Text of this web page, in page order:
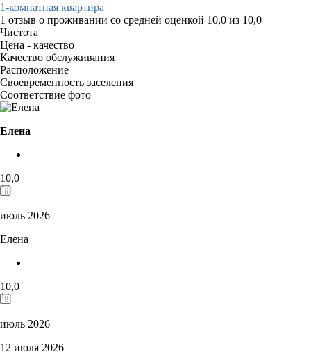
1-комнатная квартира
1 отзыв о проживании со средней оценкой 10,0 из 10,0
Чистота
Цена - качество
Качество обслуживания
Расположение
Своевременность заселения
Соответствие фото
Елена
10,0
июль 2026
Елена
10,0
июль 2026
12 июля 2026